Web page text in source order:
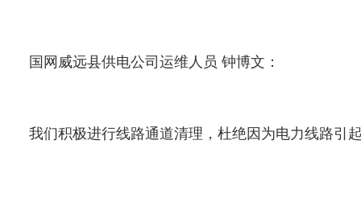
国网威远县供电公司运维人员 钟博文：
我们积极进行线路通道清理，杜绝因为电力线路引